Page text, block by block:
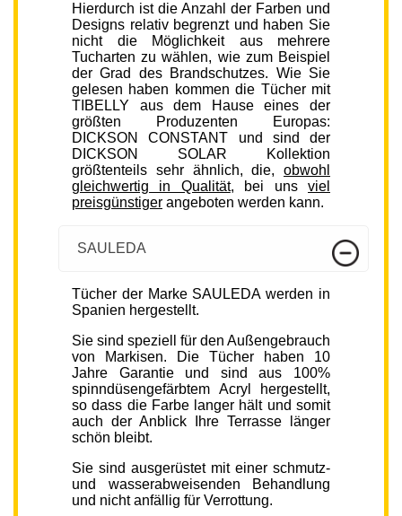
Hierdurch ist die Anzahl der Farben und
Designs relativ begrenzt und haben Sie
nicht die Möglichkeit aus mehrere
Tucharten zu wählen, wie zum Beispiel
der Grad des Brandschutzes. Wie Sie
gelesen haben kommen die Tücher mit
TIBELLY aus dem Hause eines der
größten Produzenten Europas:
DICKSON CONSTANT und sind der
DICKSON SOLAR Kollektion
größtenteils sehr ähnlich, die, obwohl
gleichwertig in Qualität, bei unsviel
preisgünstiger angeboten werden kann.
SAULEDA
Tücher der Marke SAULEDA werden in
Spanien hergestellt.
Sie sind speziell für den Außengebrauch
von Markisen. Die Tücher haben 10
Jahre Garantie und sind aus 100%
spinndüsengefärbtem Acryl hergestellt,
so dass die Farbe langer hält und somit
auch der Anblick Ihre Terrasse länger
schön bleibt.
Sie sind ausgerüstet mit einer schmutz-
und wasserabweisenden Behandlung
und nicht anfällig für Verrottung.